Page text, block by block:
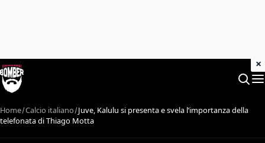
Home Calcio italiano Juve, Kalulu si presenta e svela l’importanza della
telefonata di Thiago Motta
×